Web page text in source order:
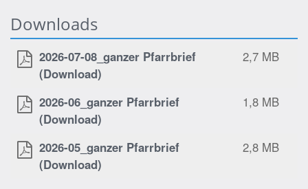
Downloads
2026-07-08_ganzer Pfarrbrief
(Download)
2,7 MB
2026-06_ganzer Pfarrbrief
(Download)
1,8 MB
2026-05_ganzer Pfarrbrief
(Download)
2,8 MB